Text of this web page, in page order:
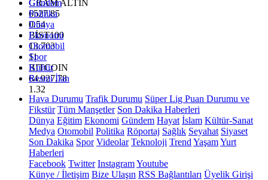
GRAM ALTIN
6527.85
0.54
BİST100
13.703
11
BITCOIN
64.927,78
1.32
Gündem
Politika
Dünya
Ekonomi
Otomobil
Spor
Kültür
Resmi İlan
Hava Durumu Trafik Durumu Süper Lig Puan Durumu ve
Fikstür Tüm Manşetler Son Dakika Haberleri
Dünya Eğitim Ekonomi Gündem Hayat İslam Kültür-Sanat
Medya Otomobil Politika Röportaj Sağlık Seyahat Siyaset
Son Dakika Spor Videolar Teknoloji Trend YaşamYurt
Haberleri
Facebook Twitter InstagramYoutube
Künye / İletişim Bize Ulaşın RSS Bağlantıları Üyelik Girişi